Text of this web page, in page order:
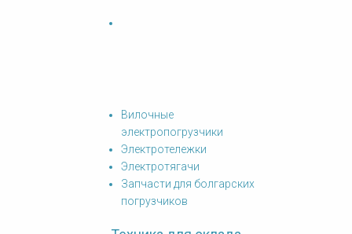
Вилочные
электропогрузчики
Электротележки
Электротягачи
Запчасти для болгарских
погрузчиков